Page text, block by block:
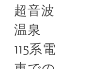
戸倉上山田温
泉を宿泊地
続きを読む
超音波
温泉
115系電